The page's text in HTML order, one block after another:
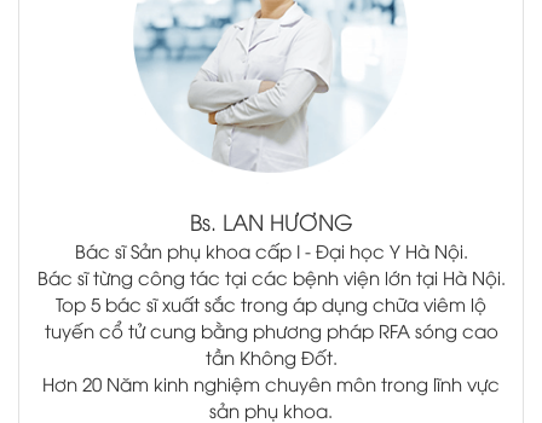
Bs. LAN HƯƠNG
Bác sĩ Sản phụ khoa cấp I - Đại học Y Hà Nội.
Bác sĩ từng công tác tại các bệnh viện lớn tại Hà Nội.
Top 5 bác sĩ xuất sắc trong áp dụng chữa viêm lộ
tuyến cổ tử cung bằng phương pháp RFA sóng cao
tần Không Đốt.
Hơn 20 Năm kinh nghiệm chuyên môn trong lĩnh vực
sản phụ khoa.